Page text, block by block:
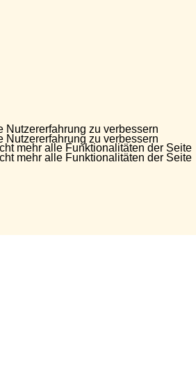
zu verbessern
mehr alle Funktionalitäten der Seite
zu verbessern
mehr alle Funktionalitäten der Seite